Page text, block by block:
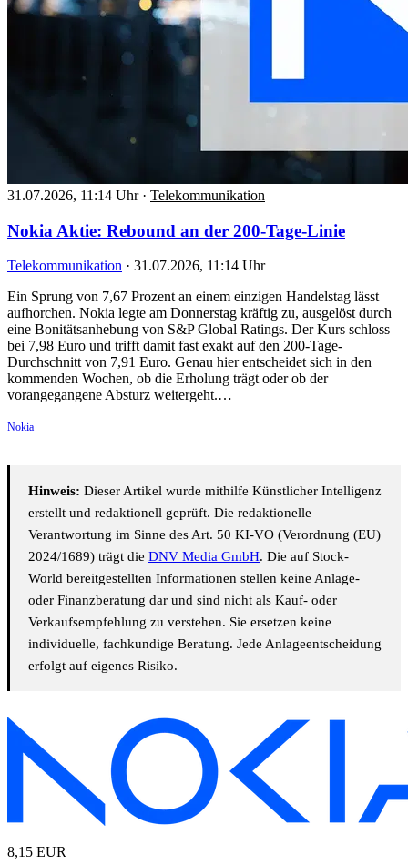
31.07.2026, 11:14 Uhr · Telekommunikation
Nokia Aktie: Rebound an der 200-Tage-Linie
Telekommunikation · 31.07.2026, 11:14 Uhr
Ein Sprung von 7,67 Prozent an einem einzigen Handelstag lässt
aufhorchen. Nokia legte am Donnerstag kräftig zu, ausgelöst durch
eine Bonitätsanhebung von S&P Global Ratings. Der Kurs schloss
bei 7,98 Euro und trifft damit fast exakt auf den 200-Tage-
Durchschnitt von 7,91 Euro. Genau hier entscheidet sich in den
kommenden Wochen, ob die Erholung trägt oder ob der
vorangegangene Absturz weitergeht.…
Nokia
Hinweis: Dieser Artikel wurde mithilfe Künstlicher Intelligenz
erstellt und redaktionell geprüft. Die redaktionelle
Verantwortung im Sinne des Art. 50 KI-VO (Verordnung (EU)
2024/1689) trägt die DNV Media GmbH. Die auf Stock-
World bereitgestellten Informationen stellen keine Anlage-
oder Finanzberatung dar und sind nicht als Kauf- oder
Verkaufsempfehlung zu verstehen. Sie ersetzen keine
individuelle, fachkundige Beratung. Jede Anlageentscheidung
erfolgt auf eigenes Risiko.
8,15 EUR